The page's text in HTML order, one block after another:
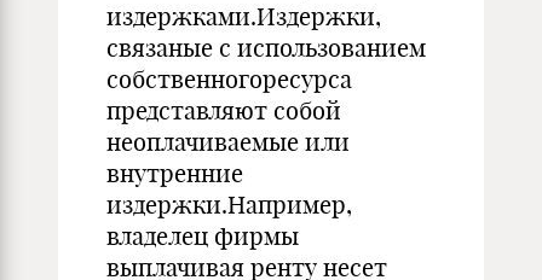
издержками.Издержки,
связаные с использованием
собственногоресурса
представляют собой
неоплачиваемые или
внутренние
издержки.Например,
владелец фирмы
выплачивая ренту несет